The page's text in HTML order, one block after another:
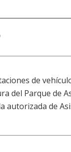
de
del Parque de
autorizada de